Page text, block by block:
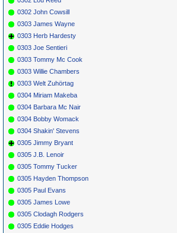
0302 John Cowsill
0303 James Wayne
0303 Herb Hardesty
0303 Joe Sentieri
0303 Tommy Mc Cook
0303 Willie Chambers
0303 Welt Zuhörtag
0304 Miriam Makeba
0304 Barbara Mc Nair
0304 Bobby Womack
0304 Shakin' Stevens
0305 Jimmy Bryant
0305 J.B. Lenoir
0305 Tommy Tucker
0305 Hayden Thompson
0305 Paul Evans
0305 James Lowe
0305 Clodagh Rodgers
0305 Eddie Hodges